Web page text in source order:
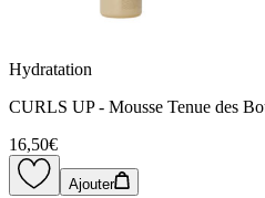
Hydratation
CURLS UP - Mousse Tenue des
16,50€
Ajouter